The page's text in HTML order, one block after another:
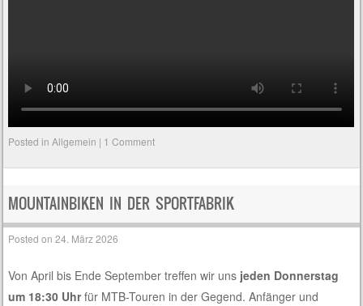
Posted inAllgemein | 1 Comment
MOUNTAINBIKEN IN DER SPORTFABRIK
Posted on24. März 2026
Von April bis Ende September treffen wir uns jeden Donnerstag
um 18:30 Uhrfür MTB-Touren in der Gegend. Anfänger und